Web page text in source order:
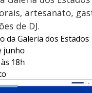
artesanato,
de DJ.
da Galeria dos Estados
junho
18h